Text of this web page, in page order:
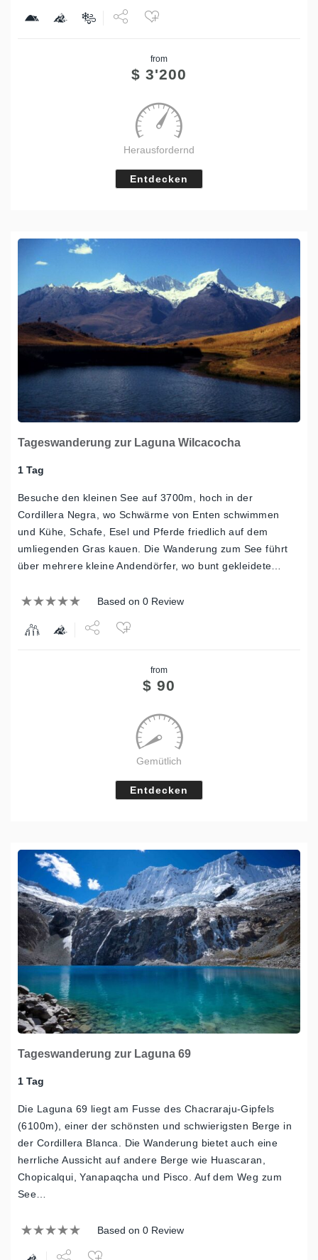
Tweet
from
$ 3'200
Herausfordernd
Entdecken
Tageswanderung zur Laguna Wilcacocha
1 Tag
Besuche den kleinen See auf 3700m, hoch in der
Cordillera Negra, wo Schwärme von Enten schwimmen
und Kühe, Schafe, Esel und Pferde friedlich auf dem
umliegenden Gras kauen. Die Wanderung zum See führt
über mehrere kleine Andendörfer, wo bunt gekleidete…
Based on 0 Review
from
$ 90
Gemütlich
Entdecken
Tageswanderung zur Laguna 69
1 Tag
Die Laguna 69 liegt am Fusse des Chacraraju-Gipfels
(6100m), einer der schönsten und schwierigsten Berge in
der Cordillera Blanca. Die Wanderung bietet auch eine
herrliche Aussicht auf andere Berge wie Huascaran,
Chopicalqui, Yanapaqcha und Pisco. Auf dem Weg zum
See…
Based on 0 Review